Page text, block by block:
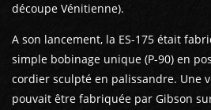
découpe Vénitienne).
A son lancement, la ES-175 était
simple bobinage unique (P-90) en
cordier sculpté en palissandre. Une
pouvait être fabriquée par Gibson